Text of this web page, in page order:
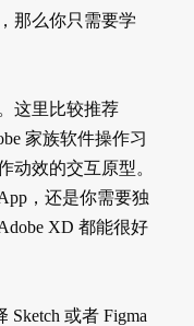
那么你只需要学
这里比较推荐
家族软件操作习
动效的交互原型。
，还是你需要独
XD 都能很好
或者 Figma